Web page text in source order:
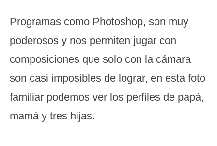
Programas como Photoshop, son muy
poderosos y nos permiten jugar con
composiciones que solo con la cámara
son casi imposibles de lograr, en esta foto
familiar podemos ver los perfiles de papá,
mamá y tres hijas.